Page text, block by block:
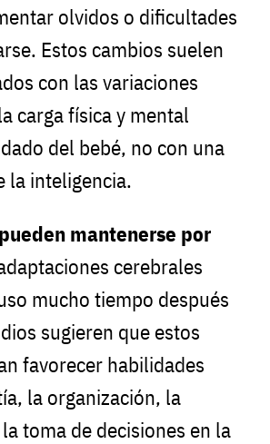
olvidos o dificultades
Estos cambios suelen
con las variaciones
carga física y mental
del bebé, no con una
la inteligencia.
mantenerse por
cerebrales
mucho tiempo después
sugieren que estos
favorecer habilidades
la organización, la
toma de decisiones en la